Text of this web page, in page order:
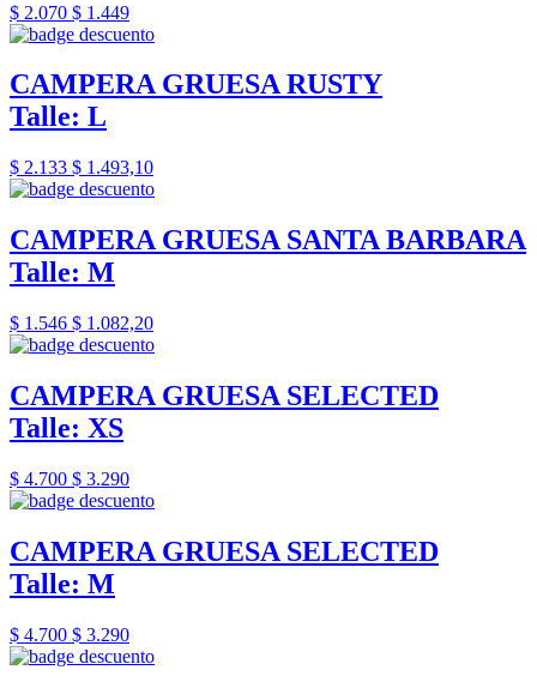
$ 2.070 $ 1.449
CAMPERA GRUESA RUSTY
Talle: L
$ 2.133 $ 1.493,10
CAMPERA GRUESA SANTA BARBARA
Talle: M
$ 1.546 $ 1.082,20
CAMPERA GRUESA SELECTED
Talle: XS
$ 4.700 $ 3.290
CAMPERA GRUESA SELECTED
Talle: M
$ 4.700 $ 3.290